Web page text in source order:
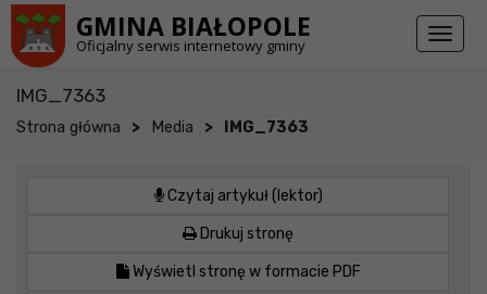
GMINA BIAŁOPOLE
Oficjalny serwis internetowy gminy
Toggle
IMG_7363
Strona główna > Media > IMG_7363
Czytaj artykuł (lektor)
Drukuj stronę
Wyświetl stronę w formacie PDF